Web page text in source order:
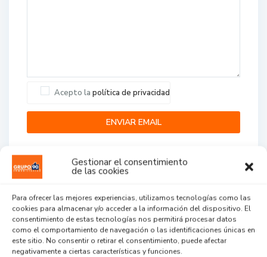
Gestionar el consentimiento
de las cookies
Para ofrecer las mejores experiencias, utilizamos tecnologías como las
cookies para almacenar y/o acceder a la información del dispositivo. El
consentimiento de estas tecnologías nos permitirá procesar datos
como el comportamiento de navegación o las identificaciones únicas en
este sitio. No consentir o retirar el consentimiento, puede afectar
negativamente a ciertas características y funciones.
Acepto la política de privacidad
Agent Reviews
...